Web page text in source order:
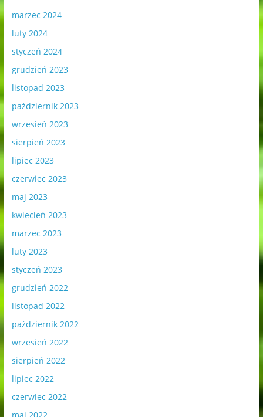
marzec 2024
luty 2024
styczeń 2024
grudzień 2023
listopad 2023
październik 2023
wrzesień 2023
sierpień 2023
lipiec 2023
czerwiec 2023
maj 2023
kwiecień 2023
marzec 2023
luty 2023
styczeń 2023
grudzień 2022
listopad 2022
październik 2022
wrzesień 2022
sierpień 2022
lipiec 2022
czerwiec 2022